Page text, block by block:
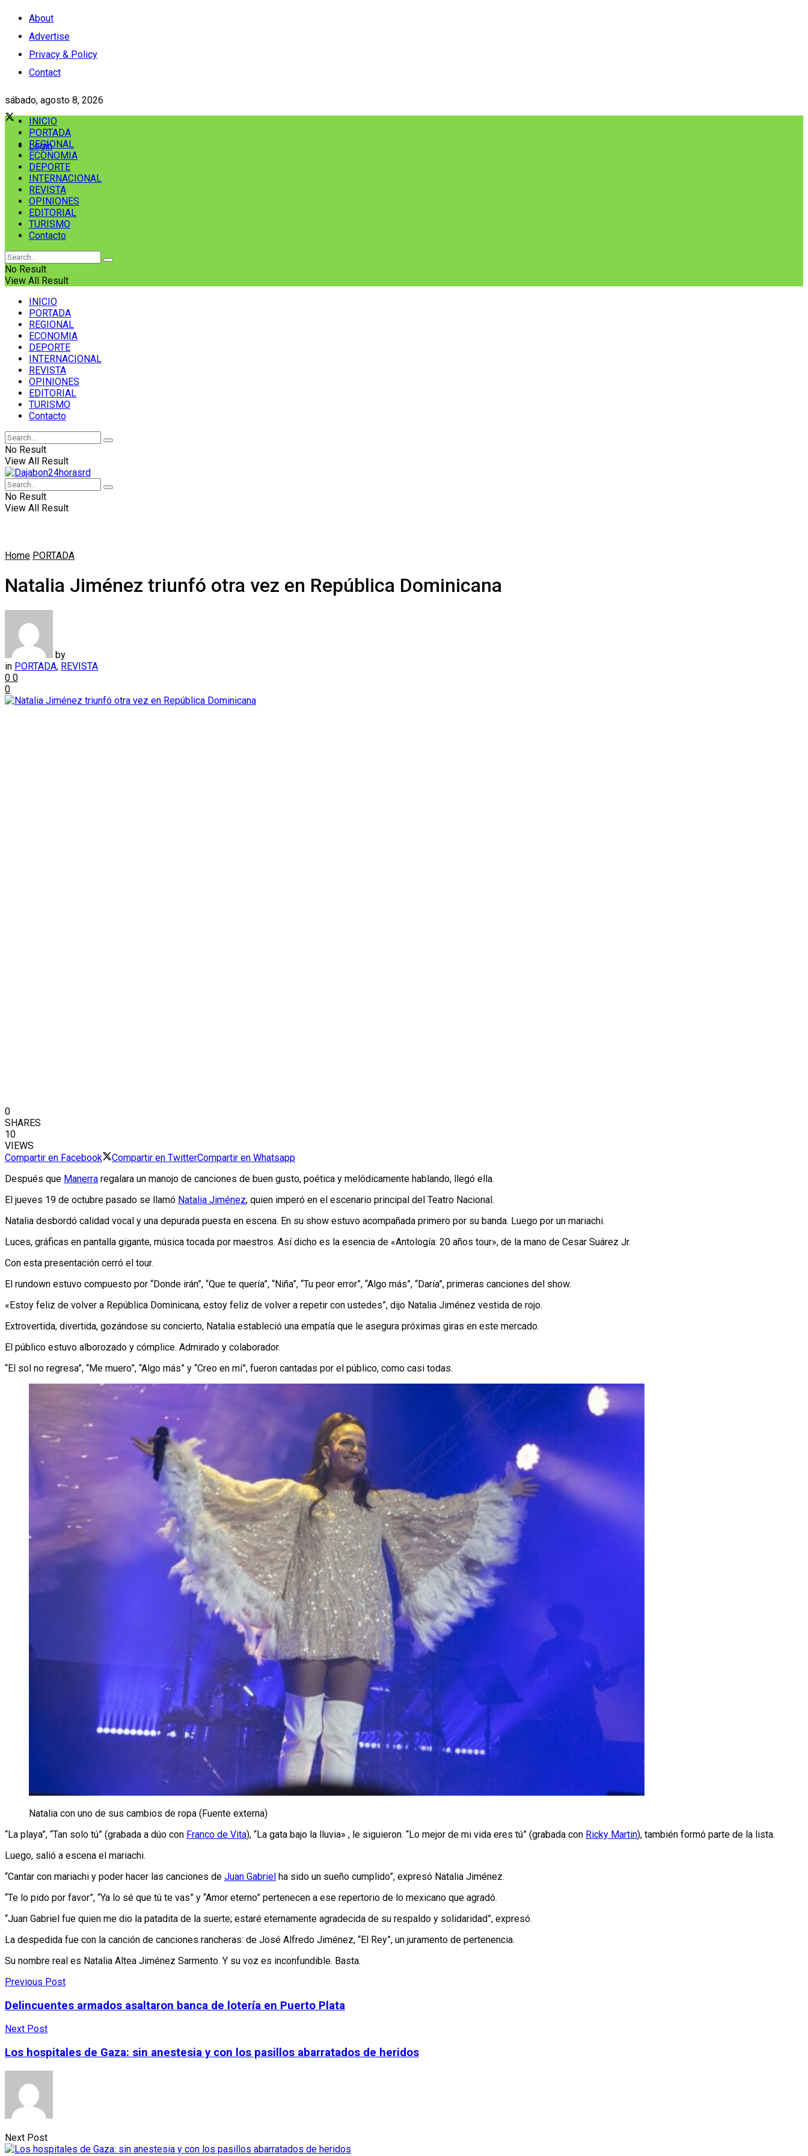
About
Advertise
Privacy & Policy
Contact
sábado, agosto 8, 2026
Login
INICIO
PORTADA
REGIONAL
ECONOMIA
DEPORTE
INTERNACIONAL
REVISTA
OPINIONES
EDITORIAL
TURISMO
Contacto
No Result
View All Result
INICIO
PORTADA
REGIONAL
ECONOMIA
DEPORTE
INTERNACIONAL
REVISTA
OPINIONES
EDITORIAL
TURISMO
Contacto
No Result
View All Result
No Result
View All Result
Home PORTADA
Natalia Jiménez triunfó otra vez en República Dominicana
by
in PORTADA, REVISTA
0 0
0
0
SHARES
10
VIEWS
Compartir en Facebook
Compartir en TwitterCompartir en Whatsapp
Después que Manerra regalara un manojo de canciones de buen gusto, poética y melódicamente hablando, llegó ella.
El jueves 19 de octubre pasado se llamó Natalia Jiménez, quien imperó en el escenario principal del Teatro Nacional.
Natalia desbordó calidad vocal y una depurada puesta en escena. En su show estuvo acompañada primero por su banda. Luego por un mariachi.
Luces, gráficas en pantalla gigante, música tocada por maestros. Así dicho es la esencia de «Antología: 20 años tour», de la mano de Cesar Suárez Jr.
Con esta presentación cerró el tour.
El rundown estuvo compuesto por “Donde irán”, “Que te quería”, “Niña”, “Tu peor error”, “Algo más”, “Daría”, primeras canciones del show.
«Estoy feliz de volver a República Dominicana, estoy feliz de volver a repetir con ustedes”, dijo Natalia Jiménez vestida de rojo.
Extrovertida, divertida, gozándose su concierto, Natalia estableció una empatía que le asegura próximas giras en este mercado.
El público estuvo alborozado y cómplice. Admirado y colaborador.
“El sol no regresa”, “Me muero”, “Algo más” y “Creo en mí”, fueron cantadas por el público, como casi todas.
Natalia con uno de sus cambios de ropa (Fuente externa)
“La playa”, “Tan solo tú” (grabada a dúo con Franco de Vita), “La gata bajo la lluvia» , le siguieron. “Lo mejor de mi vida eres tú” (grabada con Ricky Martin), también formó parte de la lista.
Luego, salió a escena el mariachi.
“Cantar con mariachi y poder hacer las canciones de Juan Gabriel ha sido un sueño cumplido”, expresó Natalia Jiménez.
“Te lo pido por favor”, “Ya lo sé que tú te vas” y “Amor eterno” pertenecen a ese repertorio de lo mexicano que agradó.
“Juan Gabriel fue quien me dio la patadita de la suerte; estaré eternamente agradecida de su respaldo y solidaridad”, expresó.
La despedida fue con la canción de canciones rancheras: de José Alfredo Jiménez, “El Rey”, un juramento de pertenencia.
Su nombre real es Natalia Altea Jiménez Sarmento. Y su voz es inconfundible. Basta.
Previous Post
Delincuentes armados asaltaron banca de lotería en Puerto Plata
Next Post
Los hospitales de Gaza: sin anestesia y con los pasillos abarratados de heridos
Next Post